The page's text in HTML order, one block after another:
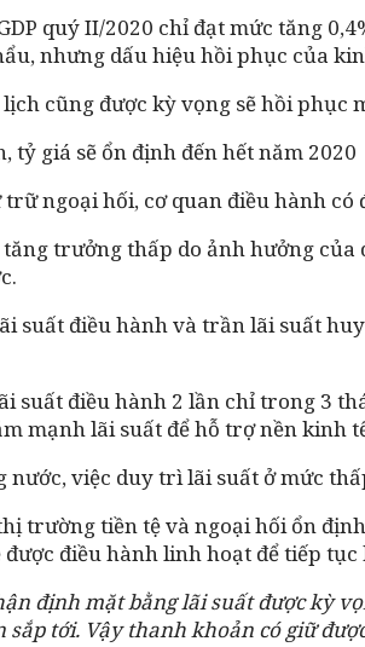
quý II/2020 chỉ đạt mức tăng
nhưng dấu hiệu hồi phục của
cũng được kỳ vọng sẽ hồi
trữ ngoại hối, cơ quan điều hành
trưởng thấp do ảnh hưởng
suất điều hành và trần lãi suất
suất điều hành 2 lần chỉ trong 3
mạnh lãi suất để hỗ trợ nền kinh
việc duy trì lãi suất ở mức
trường tiền tệ và ngoại hối ổn
điều hành linh hoạt để tiếp
định mặt bằng lãi suất được kỳ
tới. Vậy thanh khoản có giữ